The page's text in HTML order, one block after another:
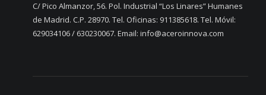
C/ Pico Almanzor, 56. Pol. Industrial “Los Linares” Humanes
de Madrid. C.P. 28970. Tel. Oficinas: 911385618. Tel. Móvil:
629034106 / 630230067. Email: info@aceroinnova.com